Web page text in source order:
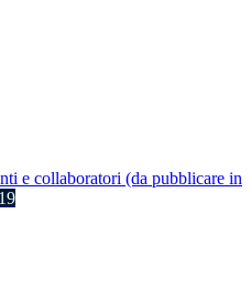
e collaboratori (da pubblicare in
19